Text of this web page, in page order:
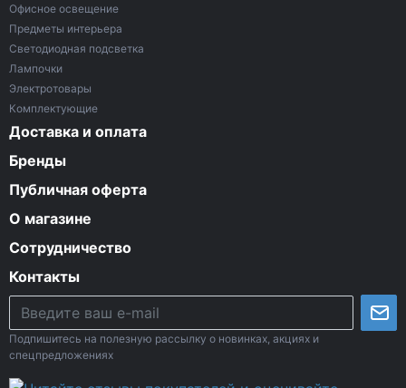
Офисное освещение
Предметы интерьера
Светодиодная подсветка
Лампочки
Электротовары
Комплектующие
Доставка и оплата
Бренды
Публичная оферта
О магазине
Сотрудничество
Контакты
Подпишитесь на полезную рассылку о новинках, акциях и
спецпредложениях